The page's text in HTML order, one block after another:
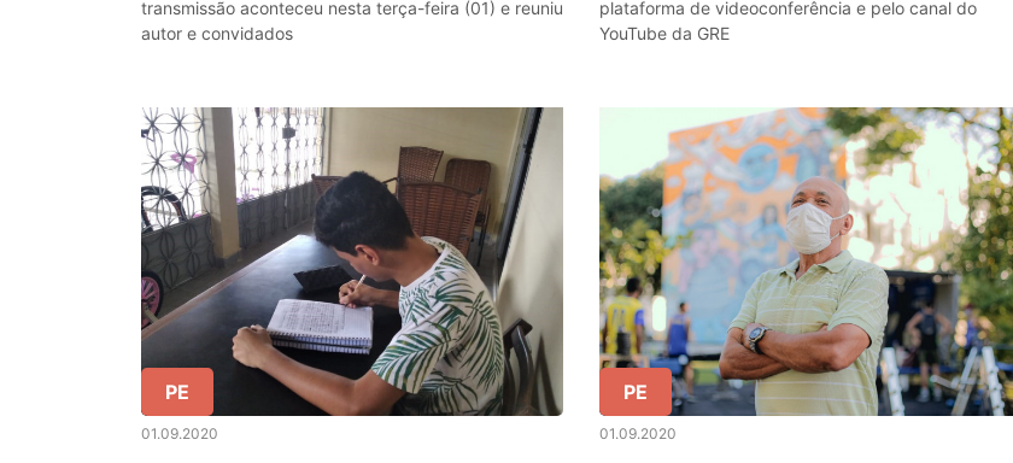
transmissão aconteceu nesta terça-feira (01) e reuniu
autor e convidados
plataforma de videoconferência e pelo canal do
YouTube da GRE
PE
01.09.2020
PE
01.09.2020